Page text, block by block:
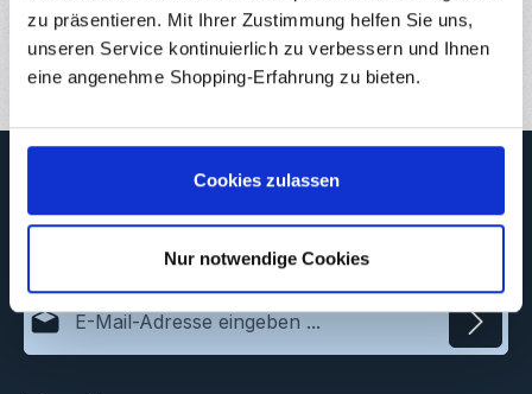
zu präsentieren. Mit Ihrer Zustimmung helfen Sie uns,
unseren Service kontinuierlich zu verbessern und Ihnen
eine angenehme Shopping-Erfahrung zu bieten.
Cookies zulassen
Nur notwendige Cookies
Bewertungen
Abonnieren Sie jetzt unseren regelmäßig erscheinenden
Newsletter, um rechtzeitig über neue Produkte und Angebote
informiert zu werden.
E-Mail-Adresse*